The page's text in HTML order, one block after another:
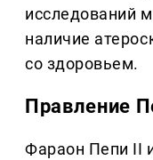
исследований
наличие
со здоровьем.
Правление
Фараон Пепи II